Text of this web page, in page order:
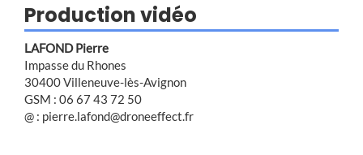
Production vidéo
LAFOND Pierre
Impasse du Rhones
30400 Villeneuve-lès-Avignon
GSM : 06 67 43 72 50
@ : pierre.lafond@droneeffect.fr